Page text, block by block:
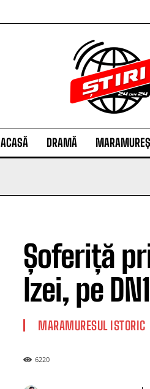
ACASĂ DRAMĂ
Șoferiță
Izei, pe
MARAMURESUL ISTORIC
6220